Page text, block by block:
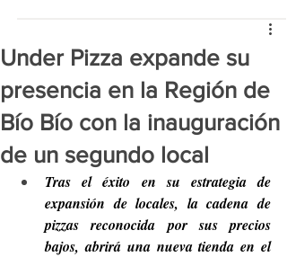
Under Pizza expande su
presencia en la Región de
Bío Bío con la inauguración
de un segundo local
Tras el éxito en su estrategia de
expansión de locales, la cadena de
pizzas reconocida por sus precios
bajos, abrirá una nueva tienda en el